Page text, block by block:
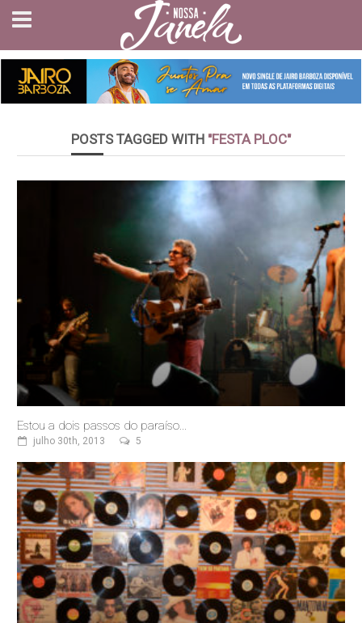
POSTS TAGGED WITH "FESTA PLOC"
Estou a dois passos do paraíso...
julho 30th, 2013 5